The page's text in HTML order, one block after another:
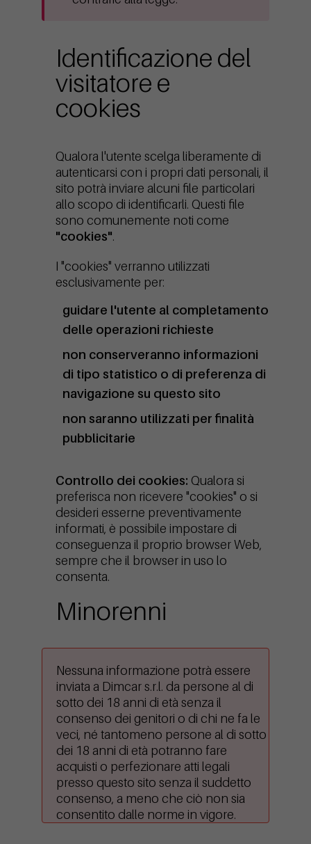
Identificazione del
visitatore e
cookies
Qualora l'utente scelga liberamente di
autenticarsi con i propri dati personali, il
sito potrà inviare alcuni file particolari
allo scopo di identificarli. Questi file
sono comunemente noti come
"cookies".
I "cookies" verranno utilizzati
esclusivamente per:
guidare l'utente al completamento
delle operazioni richieste
non conserveranno informazioni
di tipo statistico o di preferenza di
navigazione su questo sito
non saranno utilizzati per finalità
pubblicitarie
Controllo dei cookies: Qualora si
preferisca non ricevere "cookies" o si
desideri esserne preventivamente
informati, è possibile impostare di
conseguenza il proprio browser Web,
sempre che il browser in uso lo
consenta.
Minorenni
Nessuna informazione potrà essere
inviata a Dimcar s.r.l. da persone al di
sotto dei 18 anni di età senza il
consenso dei genitori o di chi ne fa le
veci, né tantomeno persone al di sotto
dei 18 anni di età potranno fare
acquisti o perfezionare atti legali
presso questo sito senza il suddetto
consenso, a meno che ciò non sia
consentito dalle norme in vigore.